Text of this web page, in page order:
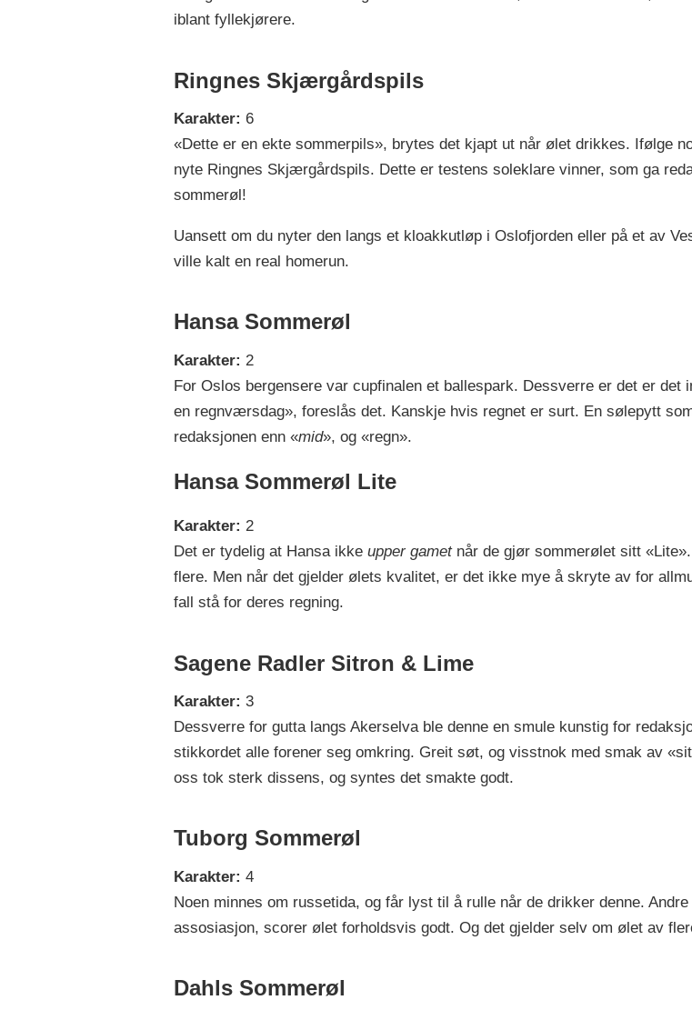
iblant fyllekjørere.
Ringnes Skjærgårdspils
Karakter: 6
«Dette er en ekte sommerpils», brytes det kjapt ut når ølet drikkes. Ifølge
nyte Ringnes Skjærgårdspils. Dette er testens soleklare vinner, som ga
sommerøl!
Uansett om du nyter den langs et kloakkutløp i Oslofjorden eller på et av
ville kalt en real homerun.
Hansa Sommerøl
Karakter: 2
For Oslos bergensere var cupfinalen et ballespark. Dessverre er det er
en regnværsdag», foreslås det. Kanskje hvis regnet er surt. En sølepytt
redaksjonen enn «mid», og «regn».
Hansa Sommerøl Lite
Karakter: 2
Det er tydelig at Hansa ikke upper gamet når de gjør sommerølet sitt
flere. Men når det gjelder ølets kvalitet, er det ikke mye å skryte av for
fall stå for deres regning.
Sagene Radler Sitron & Lime
Karakter: 3
Dessverre for gutta langs Akerselva ble denne en smule kunstig for
stikkordet alle forener seg omkring. Greit søt, og visstnok med smak av
oss tok sterk dissens, og syntes det smakte godt.
Tuborg Sommerøl
Karakter: 4
Noen minnes om russetida, og får lyst til å rulle når de drikker denne.
assosiasjon, scorer ølet forholdsvis godt. Og det gjelder selv om ølet av
Dahls Sommerøl